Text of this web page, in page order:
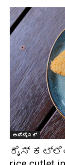
ಅಪೆಟೈಸರ್
ರೈಸ್